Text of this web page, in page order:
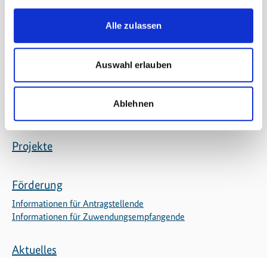
Alle zulassen
Auswahl erlauben
Ablehnen
Exportinitiative Umweltschutz
Über die Exportinitiative
Partner
Projekte
Förderung
Informationen für Antragstellende
Informationen für Zuwendungsempfangende
Aktuelles